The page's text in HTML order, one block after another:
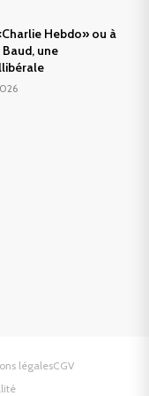
Hebdo» ou à
Baud, une
légalesCGV